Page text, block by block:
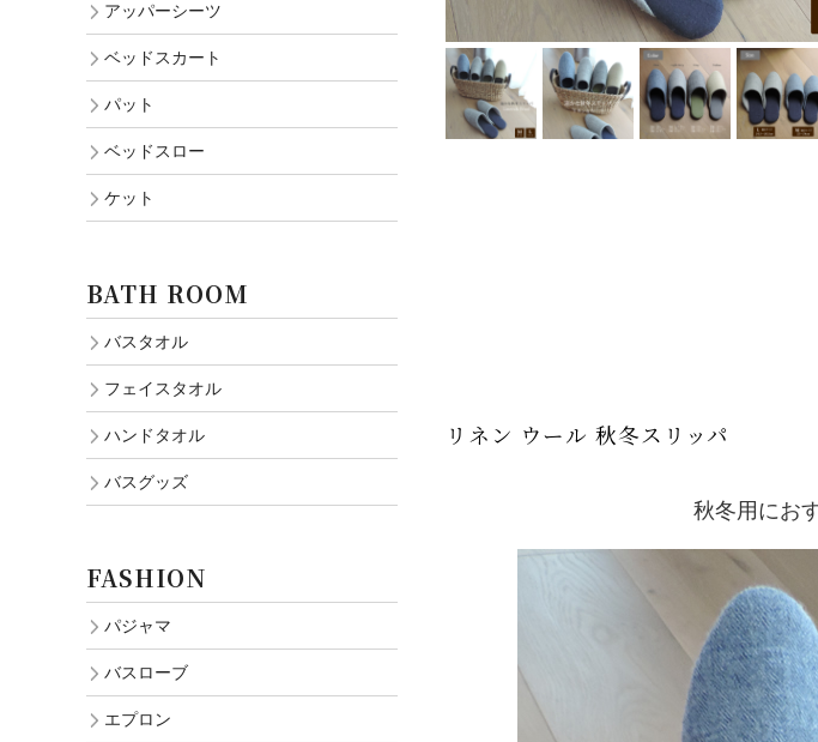
リネン ウール 秋冬スリッパ
秋冬用にお
アッパーシーツ
ベッドスカート
パット
ベッドスロー
ケット
BATH ROOM
バスタオル
フェイスタオル
ハンドタオル
バスグッズ
FASHION
パジャマ
バスローブ
エプロン